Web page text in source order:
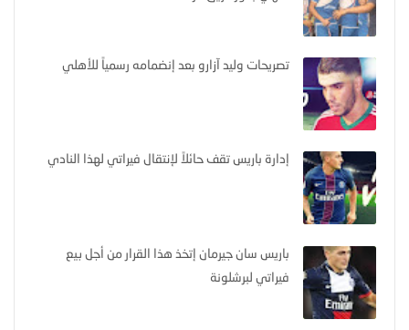
تصريحات وليد آزارو بعد إنضمامه رسمياً للأهلي
إدارة باريس تقف حائلاً لإنتقال فيراتي لهذا النادي
باريس سان جيرمان إتخذ هذا القرار من أجل بيع
فيراتي لبرشلونة